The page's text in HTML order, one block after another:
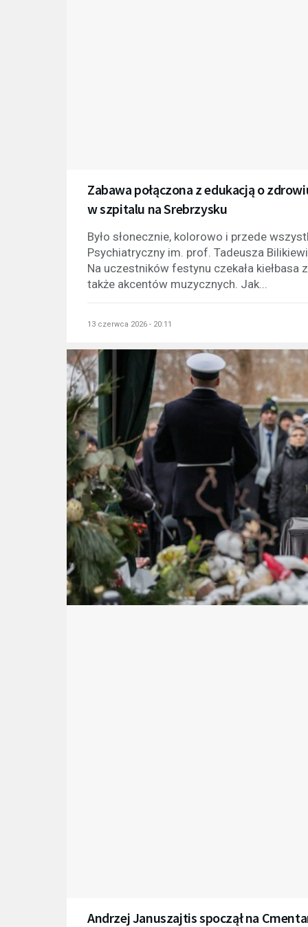
Zabawa połączona z edukacją o
w szpitalu na Srebrzysku
Było słonecznie, kolorowo i przede
Psychiatryczny im. prof. Tadeusza
Na uczestników festynu czekała kiełbasa
także akcentów muzycznych. Jak...
13 czerwca 2026 - 20:11
Andrzej Januszajtis spoczął na